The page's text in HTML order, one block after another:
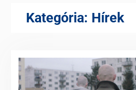
Kategória: Hírek